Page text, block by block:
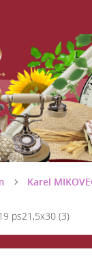
Karel
ps21,5x30 (3)